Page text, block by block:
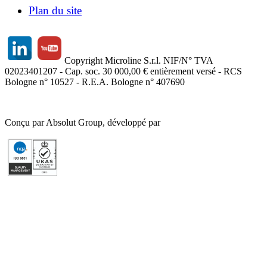
Plan du site
Copyright Microline S.r.l. NIF/N° TVA
02023401207 - Cap. soc. 30 000,00 € entièrement versé - RCS
Bologne n° 10527 - R.E.A. Bologne n° 407690
Conçu par Absolut Group, développé par